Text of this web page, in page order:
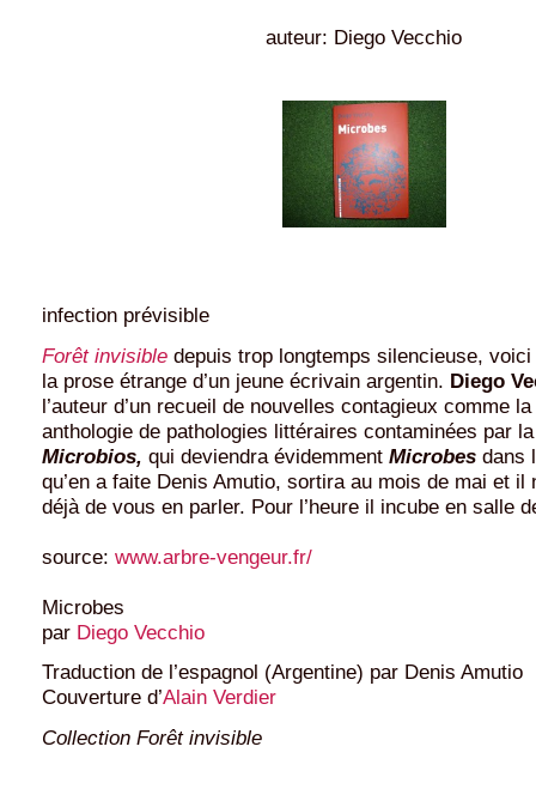
auteur: Diego Vecchio
infection prévisible
Forêt invisible depuis trop longtemps silencieuse, voici
la prose étrange d’un jeune écrivain argentin. Diego
l’auteur d’un recueil de nouvelles contagieux comme
anthologie de pathologies littéraires contaminées par
Microbios, qui deviendra évidemment Microbes dans
qu’en a faite Denis Amutio, sortira au mois de mai et il
déjà de vous en parler. Pour l’heure il incube en salle
source: www.arbre-vengeur.fr/
Microbes
par Diego Vecchio
Traduction de l’espagnol (Argentine) par Denis Amutio
Couverture d’Alain Verdier
Collection Forêt invisible